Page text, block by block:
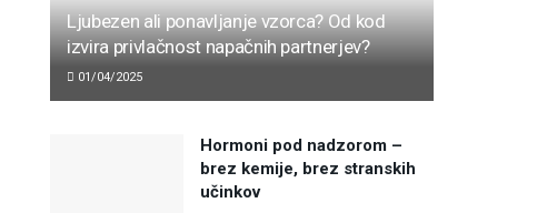
Ljubezen ali ponavljanje vzorca? Od kod
izvira privlačnost napačnih partnerjev?
01/04/2025
Hormoni pod nadzorom –
brez kemije, brez stranskih
učinkov